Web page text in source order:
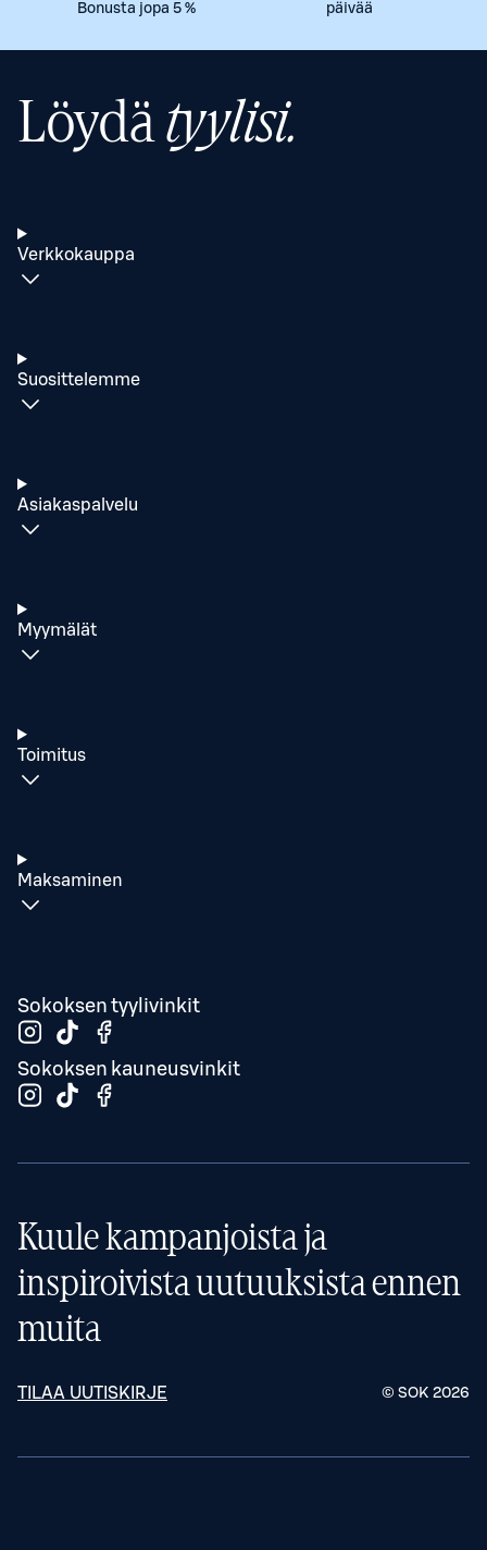
Bonusta jopa 5 %
päivää
Löydätyylisi.
Verkkokauppa
Suosittelemme
Asiakaspalvelu
Myymälät
Toimitus
Maksaminen
Sokoksen tyylivinkit
Sokoksen kauneusvinkit
Kuule kampanjoista ja
inspiroivista uutuuksista ennen
muita
TILAA UUTISKIRJE © SOK 2026